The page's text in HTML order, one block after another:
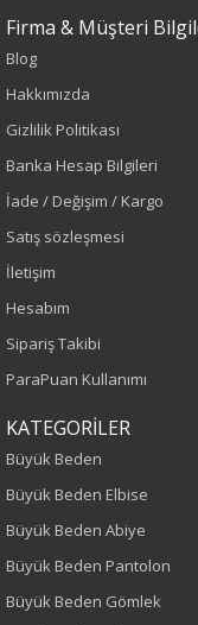
Firma & Müşteri
Blog
Hakkımızda
Gizlilik Politikası
Banka Hesap Bilgileri
İade / Değişim / Kargo
Satış sözleşmesi
İletişim
Hesabım
Sipariş Takibi
ParaPuan Kullanımı
KATEGORİLER
Büyük Beden
Büyük Beden Elbise
Büyük Beden Abiye
Büyük Beden Pantolon
Büyük Beden Gömlek